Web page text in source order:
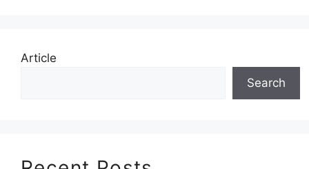
Article
Search